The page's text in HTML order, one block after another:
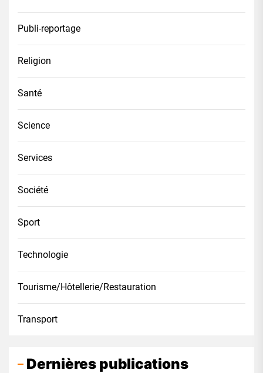
Publi-reportage
Religion
Santé
Science
Services
Société
Sport
Technologie
Tourisme/Hôtellerie/Restauration
Transport
Dernières publications